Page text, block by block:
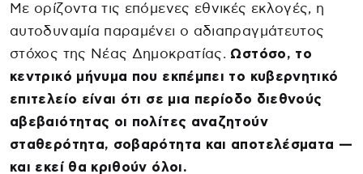
Με ορίζοντα τις επόμενες εθνικές εκλογές, η
αυτοδυναμία παραμένει ο αδιαπραγμάτευτος
στόχος της Νέας Δημοκρατίας. Ωστόσο, το
κεντρικό μήνυμα που εκπέμπει το κυβερνητικό
επιτελείο είναι ότι σε μια περίοδο διεθνούς
αβεβαιότητας οι πολίτες αναζητούν
σταθερότητα, σοβαρότητα και αποτελέσματα —
και εκεί θα κριθούν όλοι.